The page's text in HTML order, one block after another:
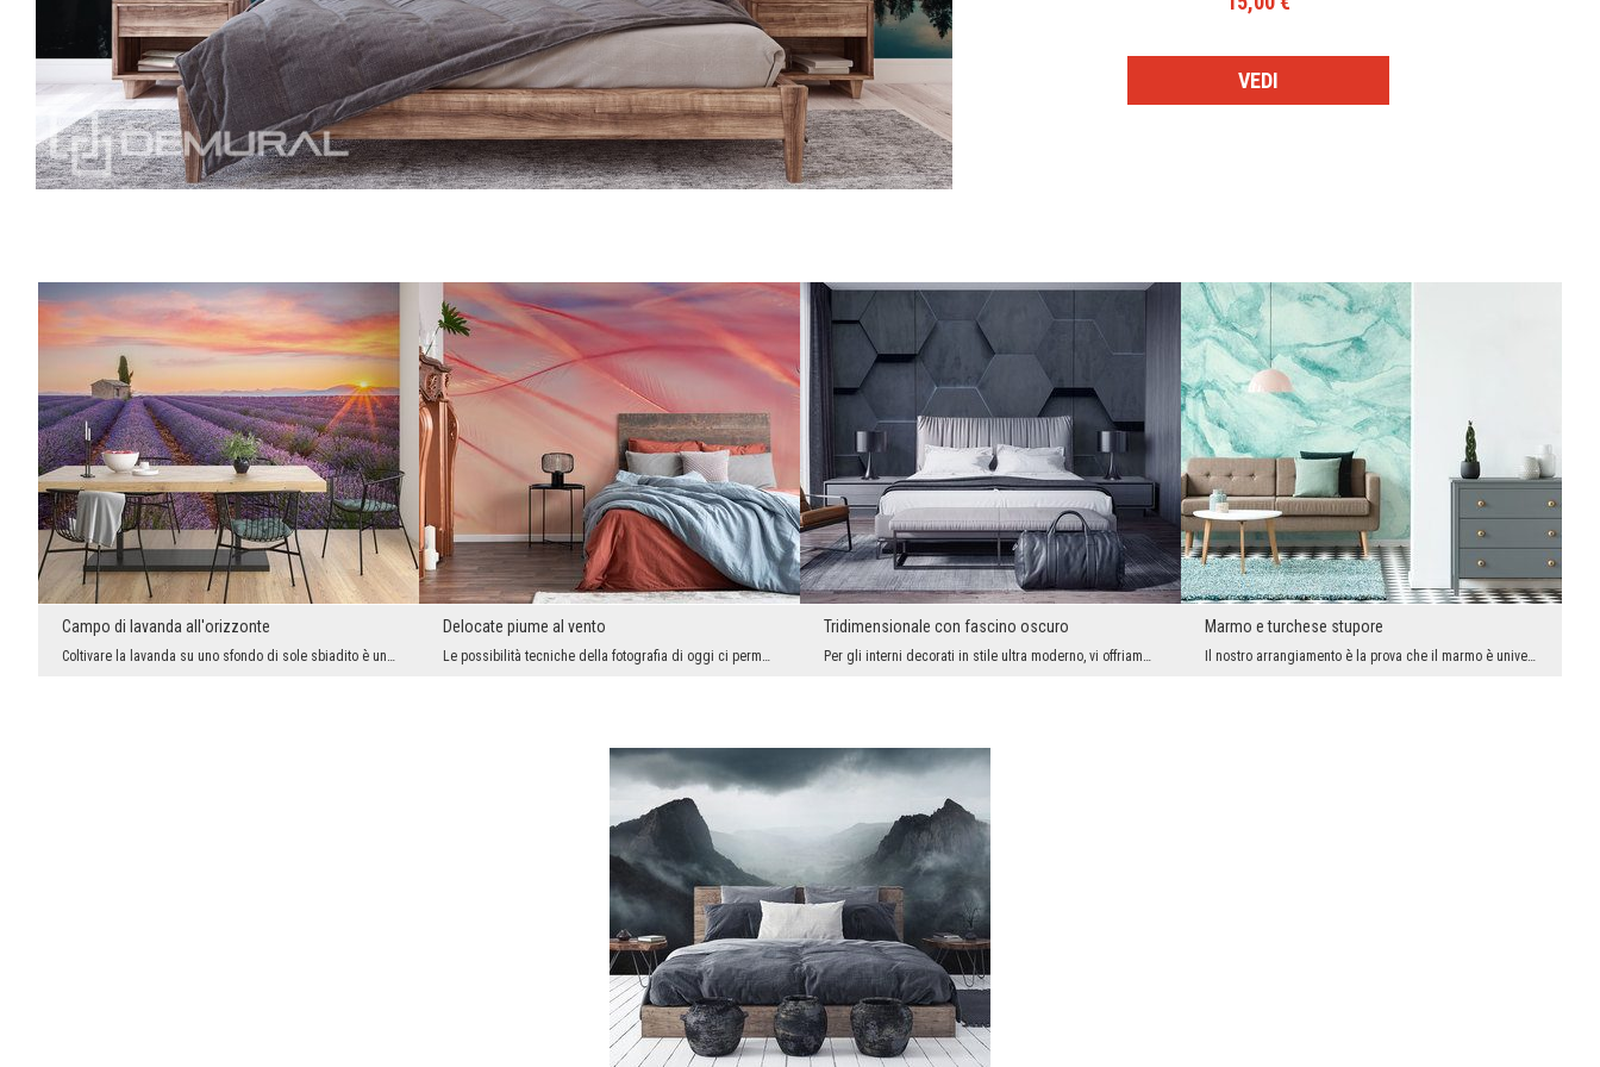
VEDI
Campo di lavanda all'orizzonte
Coltivare la lavanda su uno sfondo di sole sbiadito è una vista bellissima, romantica e d'atmosfe...
Delocate piume al vento
Le possibilità tecniche della fotografia di oggi ci permettono di avere letteralmente ogni pezzo ...
Tridimensionale con fascino oscuro
Per gli interni decorati in stile ultra moderno, vi offriamo spesso interessanti fotomurali con e...
Marmo e turchese stupore
Il nostro arrangiamento è la prova che il marmo è universale e senza tempo. Ha decorato con succe...